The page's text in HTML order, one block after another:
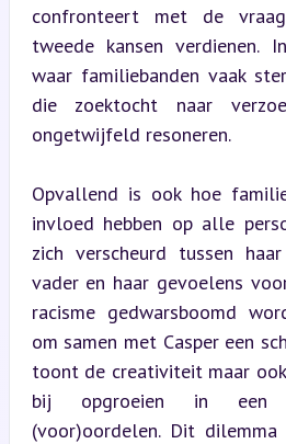
confronteert met de
tweede kansen verdienen.
waar familiebanden vaak
die zoektocht naar
ongetwijfeld resoneren.
Opvallend is ook hoe
invloed hebben op alle
zich verscheurd tussen
vader en haar gevoelens
racisme gedwarsboomd
om samen met Casper een
toont de creativiteit maar
bij opgroeien in een
(voor)oordelen. Dit